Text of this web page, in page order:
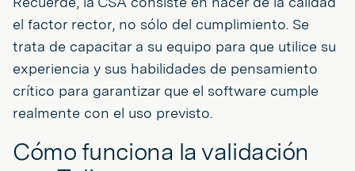
el factor rector, no sólo del cumplimiento. Se
trata de capacitar a su equipo para que utilice su
experiencia y sus habilidades de pensamiento
crítico para garantizar que el software cumple
realmente con el uso previsto.
Cómo funciona la validación